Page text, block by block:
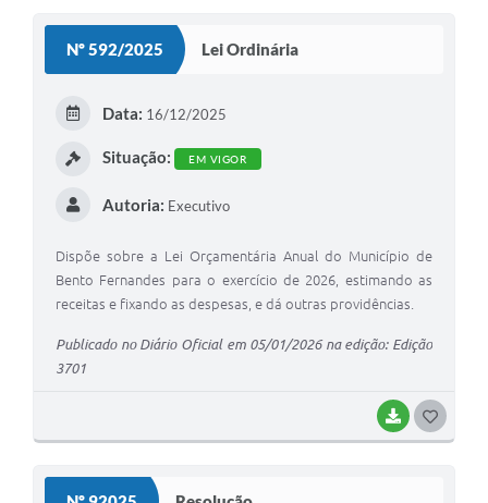
Nº 592/2025 Lei Ordinária
BAIXAR
Data: 16/12/2025
Situação: EM VIGOR
Autoria: Executivo
Dispõe sobre a Lei Orçamentária Anual do Município de
Bento Fernandes para o exercício de 2026, estimando as
receitas e fixando as despesas, e dá outras providências.
Publicado no Diário Oficial em 05/01/2026 na edição: Edição
3701